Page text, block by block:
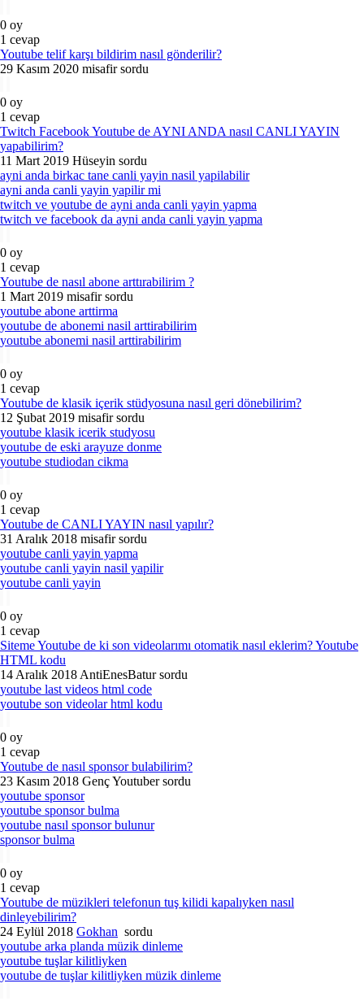
0 oy
1 cevap
Youtube telif karşı bildirim nasıl gönderilir?
29 Kasım 2020 misafir sordu
0 oy
1 cevap
Twitch Facebook Youtube de AYNI ANDA nasıl CANLI YAYIN
yapabilirim?
11 Mart 2019 Hüseyin sordu
ayni anda birkac tane canli yayin nasil yapilabilir
ayni anda canli yayin yapilir mi
twitch ve youtube de ayni anda canli yayin yapma
twitch ve facebook da ayni anda canli yayin yapma
0 oy
1 cevap
Youtube de nasıl abone arttırabilirim ?
1 Mart 2019 misafir sordu
youtube abone arttirma
youtube de abonemi nasil arttirabilirim
youtube abonemi nasil arttirabilirim
0 oy
1 cevap
Youtube de klasik içerik stüdyosuna nasıl geri dönebilirim?
12 Şubat 2019 misafir sordu
youtube klasik icerik studyosu
youtube de eski arayuze donme
youtube studiodan cikma
0 oy
1 cevap
Youtube de CANLI YAYIN nasıl yapılır?
31 Aralık 2018 misafir sordu
youtube canli yayin yapma
youtube canli yayin nasil yapilir
youtube canli yayin
0 oy
1 cevap
Siteme Youtube de ki son videolarımı otomatik nasıl eklerim? Youtube
HTML kodu
14 Aralık 2018 AntiEnesBatur sordu
youtube last videos html code
youtube son videolar html kodu
0 oy
1 cevap
Youtube de nasıl sponsor bulabilirim?
23 Kasım 2018 Genç Youtuber sordu
youtube sponsor
youtube sponsor bulma
youtube nasıl sponsor bulunur
sponsor bulma
0 oy
1 cevap
Youtube de müzikleri telefonun tuş kilidi kapalıyken nasıl
dinleyebilirim?
24 Eylül 2018 Gokhan sordu
youtube arka planda müzik dinleme
youtube tuşlar kilitliyken
youtube de tuşlar kilitliyken müzik dinleme